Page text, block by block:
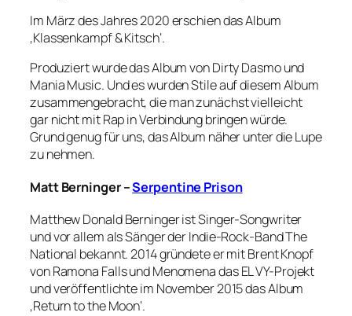
Im März des Jahres 2020 erschien das Album
‚Klassenkampf & Kitsch‘.
Produziert wurde das Album von Dirty Dasmo und
Mania Music. Und es wurden Stile auf diesem Album
zusammengebracht, die man zunächst vielleicht
gar nicht mit Rap in Verbindung bringen würde.
Grund genug für uns, das Album näher unter die Lupe
zu nehmen.
Matt Berninger –Serpentine Prison
Matthew Donald Berninger ist Singer-Songwriter
und vor allem als Sänger der Indie-Rock-Band The
National bekannt. 2014 gründete er mit Brent Knopf
von Ramona Falls und Menomena das EL VY-Projekt
und veröffentlichte im November 2015 das Album
‚Return to the Moon‘.